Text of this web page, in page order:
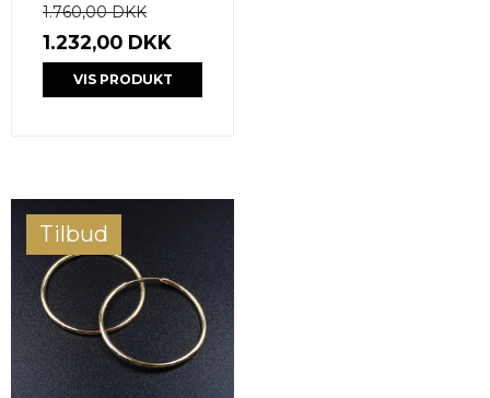
1.760,00 DKK
1.232,00 DKK
VIS PRODUKT
Tilbud